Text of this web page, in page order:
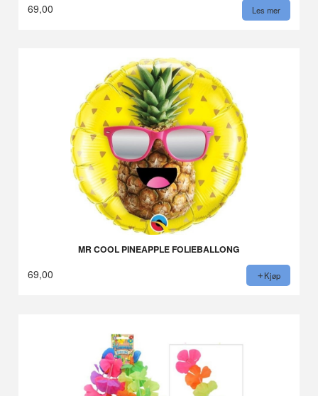
69,00 Les mer
MR COOL PINEAPPLE FOLIEBALLONG
69,00 Kjøp